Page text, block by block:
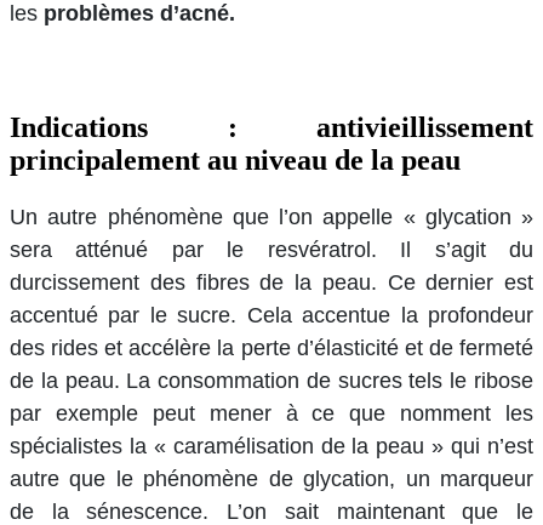
les problèmes d’acné.
Indications : antivieillissement
principalement au niveau de la peau
Un autre phénomène que l’on appelle « glycation »
sera atténué par le resvératrol. Il s’agit du
durcissement des fibres de la peau. Ce dernier est
accentué par le sucre. Cela accentue la profondeur
des rides et accélère la perte d’élasticité et de fermeté
de la peau. La consommation de sucres tels le ribose
par exemple peut mener à ce que nomment les
spécialistes la « caramélisation de la peau » qui n’est
autre que le phénomène de glycation, un marqueur
de la sénescence. L’on sait maintenant que le